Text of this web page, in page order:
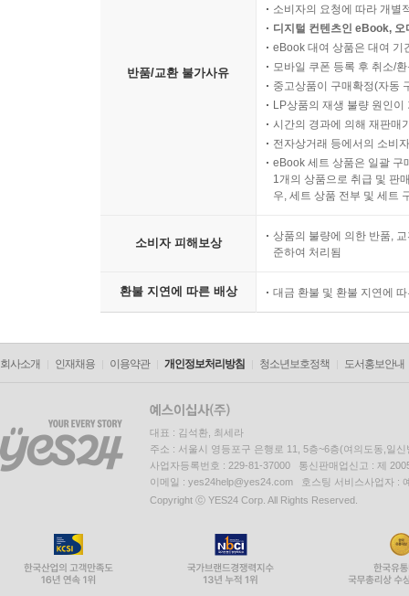
반품/교환 불가사유
소비자의 요청에 따라 개별
디지털 컨텐츠인 eBook,
eBook 대여 상품은 대여 기
모바일 쿠폰 등록 후 취소/
중고상품이 구매확정(자동
LP상품의 재생 불량 원인
시간의 경과에 의해 재판매
전자상거래 등에서의 소비
eBook 세트 상품은 일괄 구
1개의 상품으로 취급 및 판
우, 세트 상품 전부 및 세트
소비자 피해보상
상품의 불량에 의한 반품,
준하여 처리됨
환불 지연에 따른 배상 대금 환불 및 환불 지연에
회사소개 인재채용 이용약관 개인정보처리방침 청소년보호정책 도서홍보안내
대표 : 김석환, 최세라
주소 : 서울시 영등포구 은행로 11, 5층~6층(여의도동,일신
사업자등록번호 : 229-81-37000 통신판매업신고 : 제
이메일 : yes24help@yes24.com 호스팅 서비스사업자 :
Copyright ⓒ YES24 Corp. All Rights Reserved.